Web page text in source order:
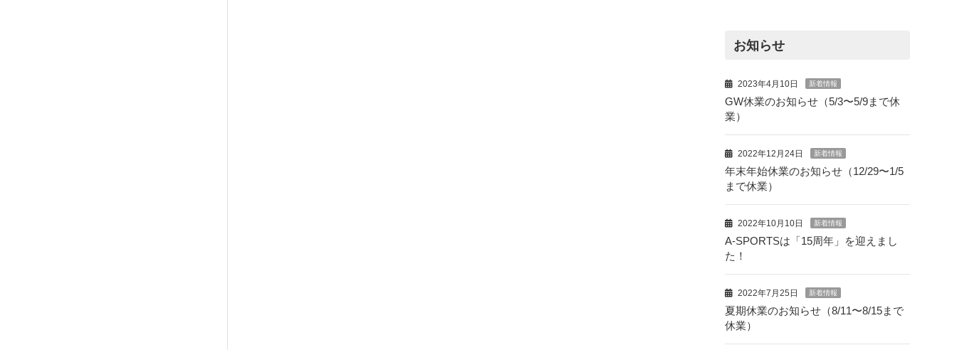
お知らせ
2023年4月10日 新着情報
GW休業のお知らせ（5/3〜5/9まで休
業）
2022年12月24日 新着情報
年末年始休業のお知らせ（12/29〜1/5
まで休業）
2022年10月10日 新着情報
A-SPORTSは「15周年」を迎えまし
た！
2022年7月25日 新着情報
夏期休業のお知らせ（8/11〜8/15まで
休業）